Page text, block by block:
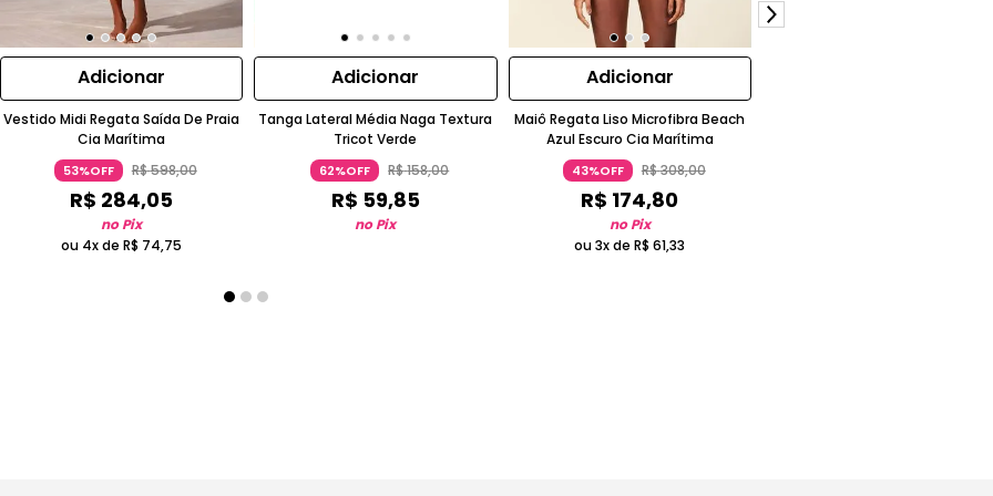
Adicionar
Vestido Midi Regata Saída De Praia
Cia Marítima
53%OFF R$598,00
R$ 284,05
no Pix
ou 4x de R$ 74,75
Adicionar
Tanga Lateral Média Naga Textura
Tricot Verde
62%OFF R$158,00
R$ 59,85
no Pix
Adicionar
Maiô Regata Liso Microfibra Beach
Azul Escuro Cia Marítima
43%OFF R$308,00
R$ 174,80
no Pix
ou 3x deR$ 61,33